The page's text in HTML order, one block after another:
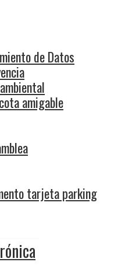
de Datos
amigable
tarjeta parking